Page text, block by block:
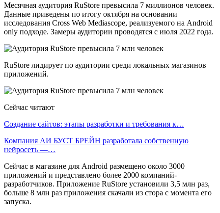
Месячная аудитория RuStore превысила 7 миллионов человек.
Данные приведены по итогу октября на основании
исследования Cross Web Mediascope, реализуемого на Android
only подходе. Замеры аудитории проводятся с июля 2022 года.
RuStore лидирует по аудитории среди локальных магазинов
приложений.
Сейчас читают
Создание сайтов: этапы разработки и требования к…
Компания АИ БУСТ БРЕЙН разработала собственную
нейросеть —…
Сейчас в магазине для Android размещено около 3000
приложений и представлено более 2000 компаний-
разработчиков. Приложение RuStore установили 3,5 млн раз,
больше 8 млн раз приложения скачали из стора с момента его
запуска.